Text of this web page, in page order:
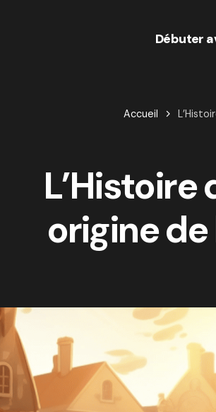
Débuter
Accueil
origine